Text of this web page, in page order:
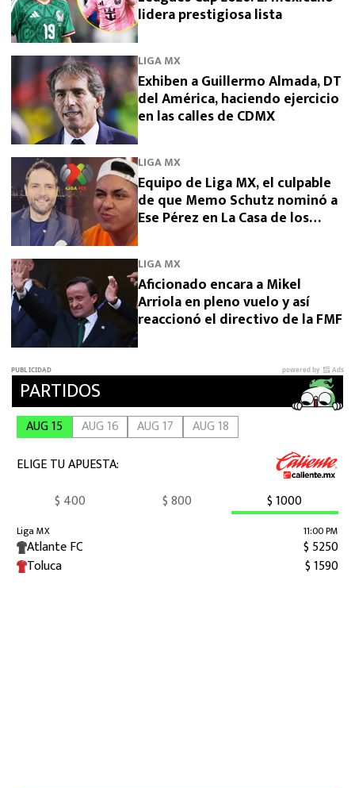
lidera prestigiosa lista
LIGA MX
Exhiben a Guillermo Almada, DT
del América, haciendo ejercicio
en las calles de CDMX
LIGA MX
Equipo de Liga MX, el culpable
de que Memo Schutz nominó a
Ese Pérez en La Casa de los
LIGA MX
Aficionado encara a Mikel
Arriola en pleno vuelo y así
reaccionó el directivo de la FMF